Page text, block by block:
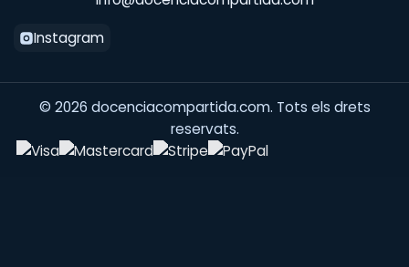
Instagram
© 2026 docenciacompartida.com. Tots els drets
reservats.